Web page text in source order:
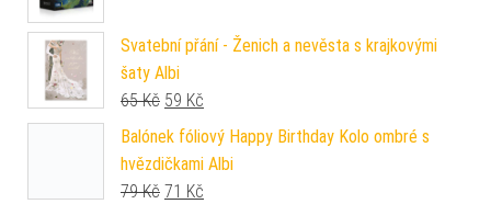
Svatební přání - Ženich a nevěsta s krajkovými
šaty Albi
65Kč Původní cena byla: 65 Kč.
59 Kč
Balónek fóliový Happy Birthday Kolo ombré s
hvězdičkami Albi
79Kč Původní cena byla: 79 Kč.
71 Kč